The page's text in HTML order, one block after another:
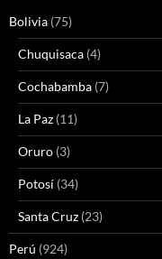
Bolivia (75)
Chuquisaca (4)
Cochabamba (7)
La Paz (11)
Oruro (3)
Potosí (34)
Santa Cruz (23)
Perú (924)